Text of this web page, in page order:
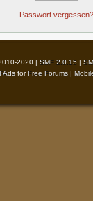
Passwort vergessen?
2020 | SMF 2.0.15 |
forFree Forums |